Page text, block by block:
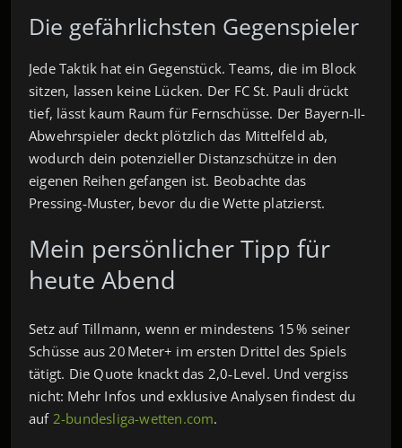
Die gefährlichsten Gegenspieler
Jede Taktik hat ein Gegenstück. Teams, die im Block
sitzen, lassen keine Lücken. Der FC St. Pauli drückt
tief, lässt kaum Raum für Fernschüsse. Der Bayern‑II-
Abwehrspieler deckt plötzlich das Mittelfeld ab,
wodurch dein potenzieller Distanzschütze in den
eigenen Reihen gefangen ist. Beobachte das
Pressing‑Muster, bevor du die Wette platzierst.
Mein persönlicher Tipp für
heute Abend
Setz auf Tillmann, wenn er mindestens 15 % seiner
Schüsse aus 20 Meter+ im ersten Drittel des Spiels
tätigt. Die Quote knackt das 2,0‑Level. Und vergiss
nicht: Mehr Infos und exklusive Analysen findest du
auf 2-bundesliga-wetten.com.